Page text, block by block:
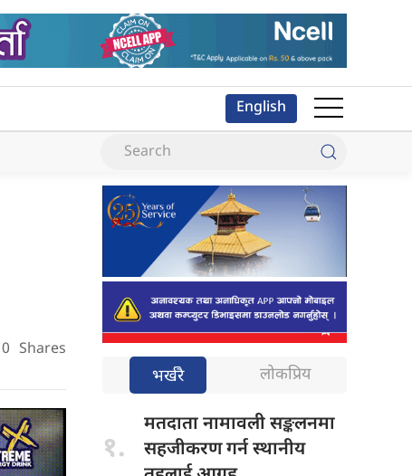
English
0 Shares
भर्खरै लोकप्रिय
१.
मतदाता नामावलीसङ्कलनमा
सहजीकरण गर्न स्थानीय